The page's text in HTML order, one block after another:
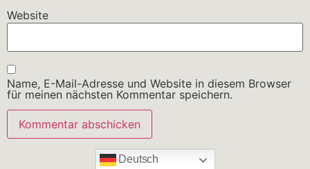
Website
Name, E-Mail-Adresse und Website in diesem Browser
für meinen nächsten Kommentar speichern.
Deutsch